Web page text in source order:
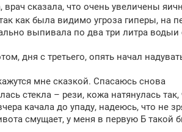
сказала, что очень увеличены
как была видимо угроза гиперы, на
выпивала по два три литра водыи
дня с третьего, опять начал
мне сказкой. Спасаюсь снова
стекла – рези, кожа натянулась так,
качала до упаду, надеюсь, что не
смущает, у меня в первую Б такой